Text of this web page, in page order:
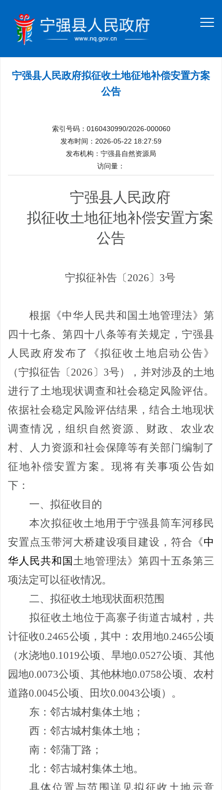
宁强县人民政府拟征收土地征地补偿安置方案
公告
索引号码：0160430990/2026-000060
发布时间：2026-05-22 18:27:59
发布机构：宁强县自然资源局
访问量：
宁强县人民政府
拟征收土地征地补偿安置方案
公告
宁拟征补告〔2026〕 3号
根据《中华人民共和国土地管理法》第
四十七条、第四十八条等有关规定，宁强县
人民政府发布了《拟征收土地启动公告》
（宁拟征告〔2026 〕 3号），并对涉及的土地
进行了土地现状调查和社会稳定风险评估。
依据社会稳定风险评估结果，结合土地现状
调查情况，组织自然资源、财政、农业农
村、人力资源和社会保障等有关部门编制了
征地补偿安置方案。现将有关事项公告如
下：
一、拟征收目的
本次拟征收土地用于宁强县筒车河移民
安置点玉带河大桥建设项目建设，符合《中
华人民共和国 土地管理法》第四十五条第三
项法定可以征收情况。
二、拟征收土地现状面积范围
拟征收土地位于高寨子街道古城村，共
计征收0.2465公顷，其中：农用地0.2465公顷
（水浇地0.1019公顷、旱地0.0527公顷、其他
园地0.0073公顷、其他林地0.0758公顷、农村
道路0.0045公顷、田坎0.0043公顷）。
东：邻古城村集体土地；
西：邻古城村集体土地；
南：邻蒲丁路；
北：邻古城村集体土地。
具体位置与范围详见拟征收土地示意